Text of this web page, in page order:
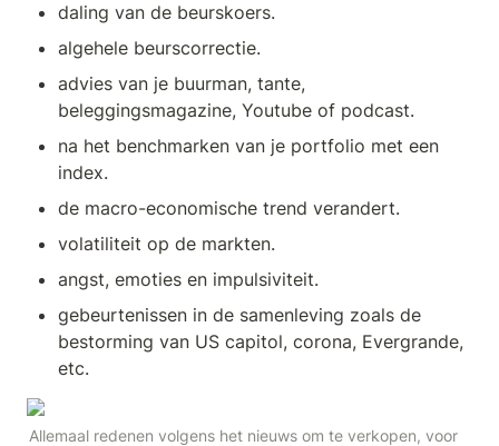
daling van de beurskoers.
algehele beurscorrectie.
advies van je buurman, tante,
beleggingsmagazine, Youtube of podcast.
na het benchmarken van je portfolio met een
index.
de macro-economische trend verandert.
volatiliteit op de markten.
angst, emoties en impulsiviteit.
gebeurtenissen in de samenleving zoals de
bestorming van US capitol, corona, Evergrande,
etc.
Allemaal redenen volgens het nieuws om te verkopen, voor